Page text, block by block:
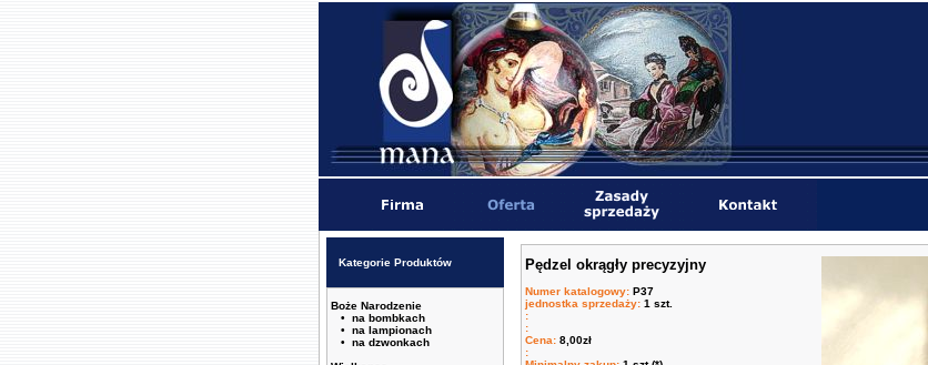
Kategorie Produktów
Boże Narodzenie
• na bombkach
• na lampionach
• na dzwonkach
Pędzel okrągły precyzyjny
Numer katalogowy: P37
jednostka sprzedaży: 1 szt.
:
:
Cena: 8,00zł
: